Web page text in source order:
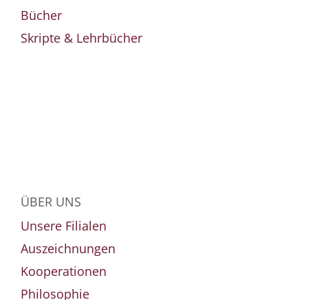
Bücher
Skripte & Lehrbücher
ÜBER UNS
Unsere Filialen
Auszeichnungen
Kooperationen
Philosophie